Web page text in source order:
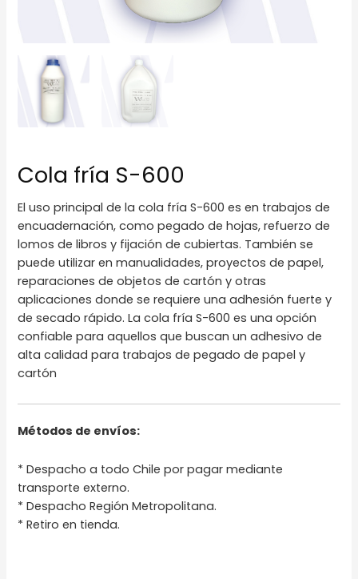
Cola fría S-600
El uso principal de la cola fría S-600 es en trabajos de
encuadernación, como pegado de hojas, refuerzo de
lomos de libros y fijación de cubiertas. También se
puede utilizar en manualidades, proyectos de papel,
reparaciones de objetos de cartón y otras
aplicaciones donde se requiere una adhesión fuerte y
de secado rápido. La cola fría S-600 es una opción
confiable para aquellos que buscan un adhesivo de
alta calidad para trabajos de pegado de papel y
cartón
Métodos de envíos:
* Despacho a todo Chile por pagar mediante
transporte externo.
* Despacho Región Metropolitana.
* Retiro en tienda.